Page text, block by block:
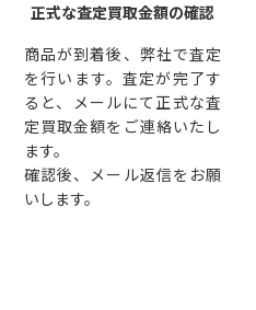
正式な査定買取金額の確認
商品が到着後、弊社で査定
を行います。査定が完了す
ると、メールにて正式な査
定買取金額をご連絡いたし
ます。
確認後、メール返信をお願
いします。